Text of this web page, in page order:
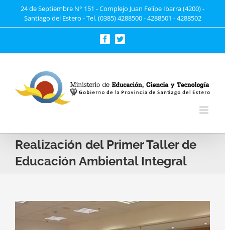
24 de Septiembre N° 151 - Complejo Juan Felipe Ibarra (4200) -
Santiago del Estero - Tel. (0385) 4288500 - 4288501 - 4288502
FacebookTwitter
Realización del Primer Taller de
Educación Ambiental Integral